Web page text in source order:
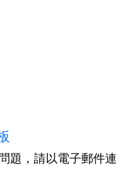
題，請以電子郵件連